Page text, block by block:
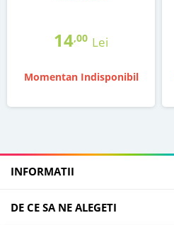
14,00 Lei
Momentan Indisponibil
INFORMATII
DE CE SA NE ALEGETI